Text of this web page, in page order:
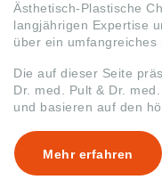
Ästhetisch-Plastische
langjährigen Expertise
über ein umfangreiches
Die auf dieser Seite
Dr. med. Pult & Dr.
und basieren auf den
Mehr erfahren